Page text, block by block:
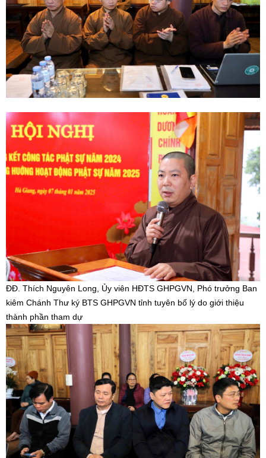
ĐĐ. Thích Nguyên Long, Ủy viên HĐTS GHPGVN, Phó trưởng Ban
kiêm Chánh Thư ký BTS GHPGVN tỉnh tuyên bố lý do giới thiệu
thành phần tham dự